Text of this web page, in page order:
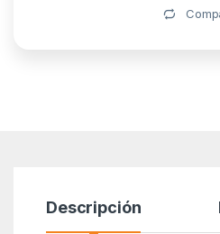
Descripción